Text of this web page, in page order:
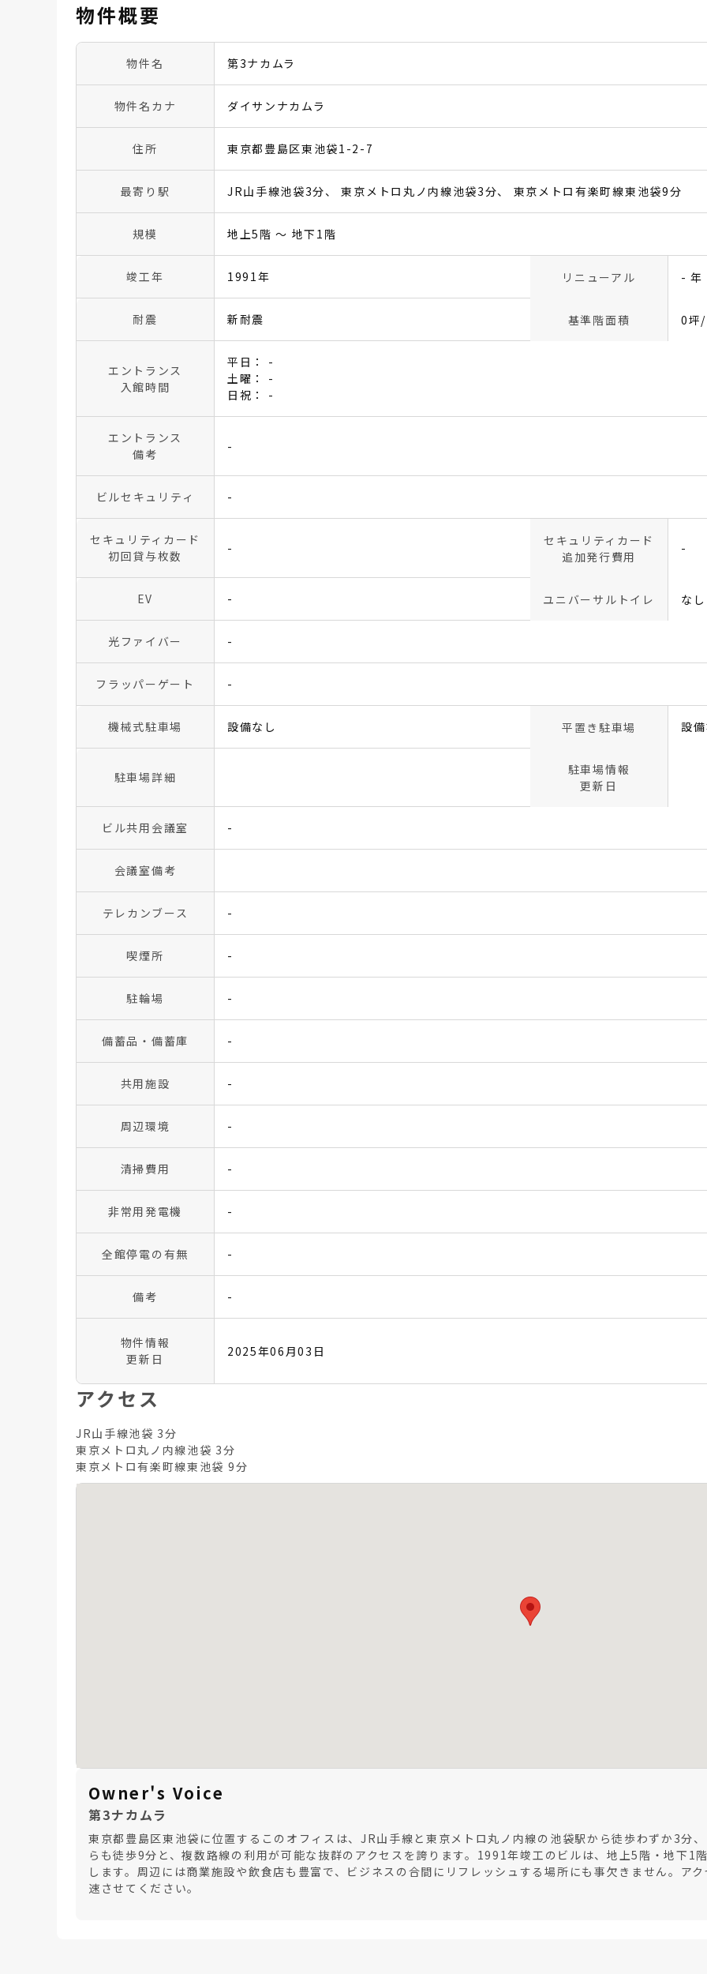
物件概要
物件名 第3ナカムラ
物件名カナ ダイサンナカムラ
住所 東京都豊島区東池袋1-2-7
最寄り駅 JR山手線池袋3分 東京メトロ丸ノ内線池袋3分 東京メトロ有楽町線東池袋9分
規模 地上5階 〜 地下1階
竣工年 1991年 リニューアル - 年
耐震 新耐震 基準階面積 0坪
エントランス
入館時間
平日： -
土曜： -
日祝： -
エントランス
備考
-
ビルセキュリティ -
セキュリティカード
初回貸与枚数
-
セキュリティカード
追加発行費用
-
EV - ユニバーサルトイレ なし
光ファイバー -
フラッパーゲート -
機械式駐車場 設備なし 平置き駐車場 設
駐車場詳細
駐車場情報
更新日
ビル共用会議室 -
会議室備考
テレカンブース -
喫煙所 -
駐輪場 -
備蓄品・備蓄庫 -
共用施設 -
周辺環境 -
清掃費用 -
非常用発電機 -
全館停電の有無 -
備考 -
物件情報
更新日
2025年06月03日
アクセス
JR山手線池袋 3分
東京メトロ丸ノ内線池袋 3分
東京メトロ有楽町線東池袋 9分
Owner's Voice
第3ナカムラ
東京都豊島区東池袋に位置するこのオフィスは、JR山手線と東京メトロ丸ノ内線の池袋駅から徒歩わずか3分
らも徒歩9分と、複数路線の利用が可能な抜群のアクセスを誇ります。1991年竣工のビルは、地上5階・地下1
します。周辺には商業施設や飲食店も豊富で、ビジネスの合間にリフレッシュする場所にも事欠きません。ア
速させてください。